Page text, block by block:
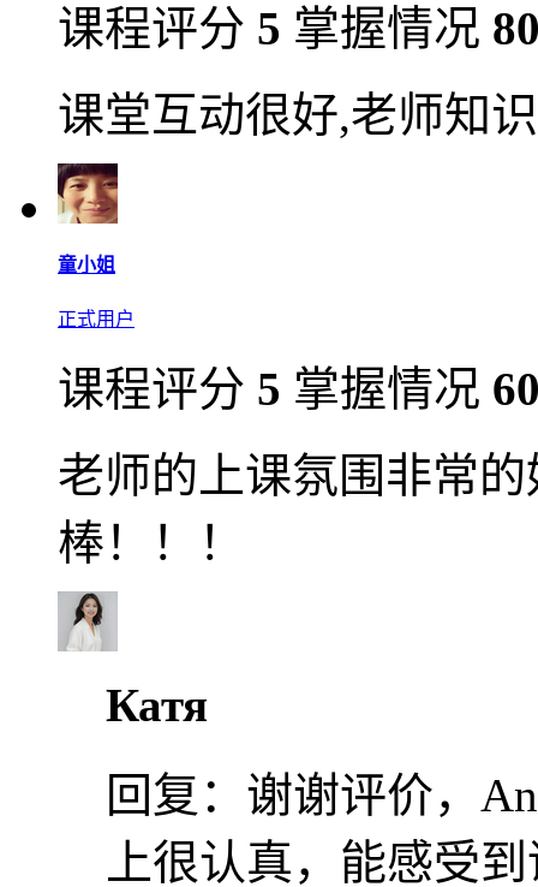
课程评分 5 掌握情况
课堂互动很好,老师知
童小姐
正式用户
课程评分 5 掌握情况
老师的上课氛围非常
棒！！！
Катя
回复： 谢谢评价，
上很认真，能感受